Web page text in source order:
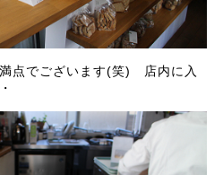
点でございます(笑) 店内に入